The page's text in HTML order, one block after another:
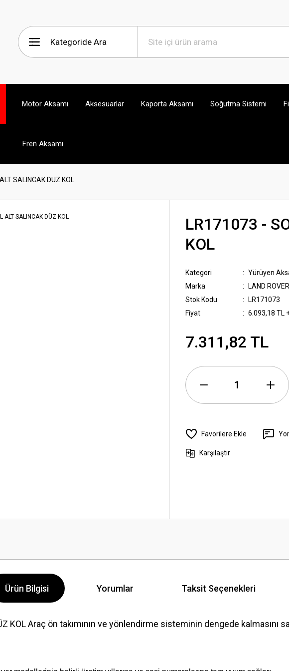
Motor Aksamı Aksesuarlar Kaporta Aksamı Soğutma Sistemi
Fren Aksamı
SALINCAK DÜZ KOL
LR171073 -
KOL
Kategori
Yürüyen
Marka
LAND ROVER
Stok Kodu
LR171073
Fiyat
6.093,18 TL
7.311,82 TL
Karşılaştır
Ürün Bilgisi Yorumlar Taksit Seçenekleri
KOL Araç ön takımının ve yönlendirme sisteminin dengede kalmasını